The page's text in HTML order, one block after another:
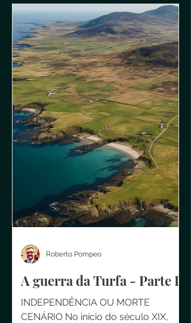
A guerra da Turfa - Parte I
INDEPENDÊNCIA OU MORTE
CENÁRIO No início do século XIX,
Roberto Pompeo